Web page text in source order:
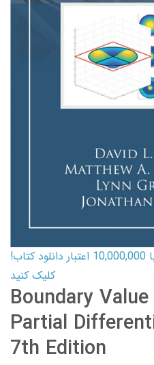
کارت اعتباری کتاب دانلود با 10,000,000 اعتبار دانلود کتاب!
کلیک کنید
Boundary
Partial
7th Edition